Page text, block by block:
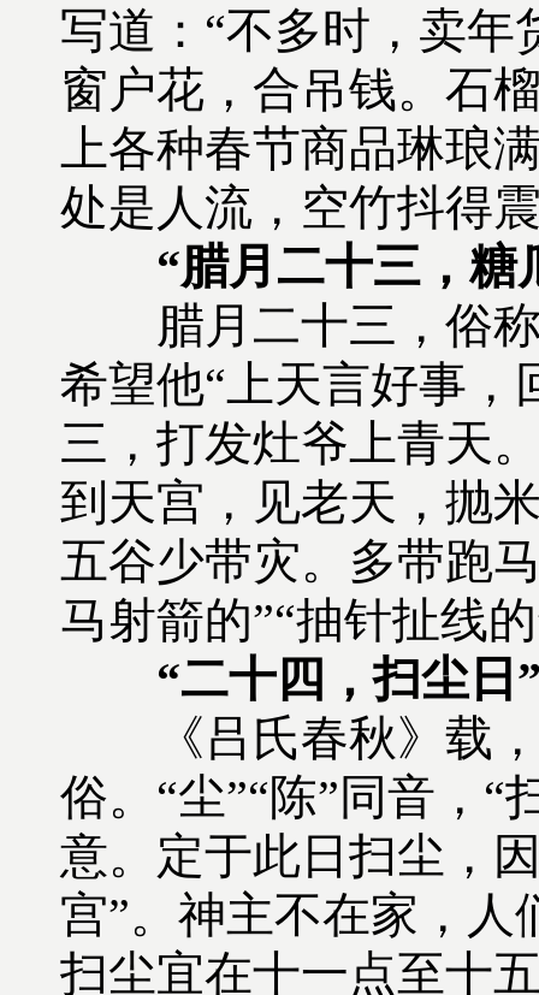
写道：“不多时，卖
窗户花，合吊钱。石
上各种春节商品琳琅
处是人流，空竹抖得
“腊月二十三，糖
腊月二十三，俗称
希望他“上天言好事，
三，打发灶爷上青天
到天宫，见老天，抛
五谷少带灾。多带跑
马射箭的”“抽针扯线
“二十四，扫尘日
《吕氏春秋》载，
俗。“尘”“陈”同音，
意。定于此日扫尘，
宫”。神主不在家，
扫尘宜在十一点至十